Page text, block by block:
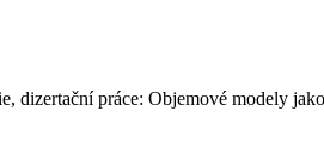
práce: Objemové modely